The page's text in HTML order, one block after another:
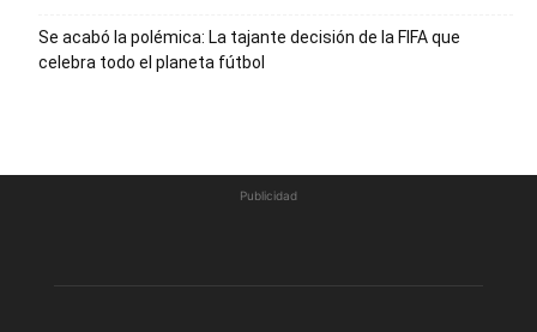
Se acabó la polémica: La tajante decisión de la FIFA que
celebra todo el planeta fútbol
Publicidad